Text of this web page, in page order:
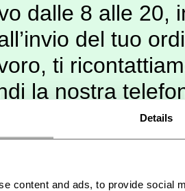
Details
content and ads, to provide social
dalle 8 alle 20,
del tuo
ti
la nostra